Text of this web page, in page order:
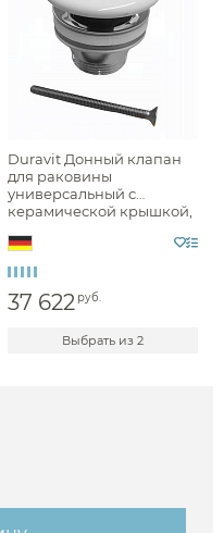
Duravit Донный клапан
для раковины
универсальный с
керамической крышкой,
0050750000
37 622 руб.
Выбрать из 2